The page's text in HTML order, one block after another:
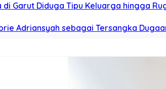
Garut Diduga Tipu Keluarga hingga
Adriansyah sebagai Tersangka